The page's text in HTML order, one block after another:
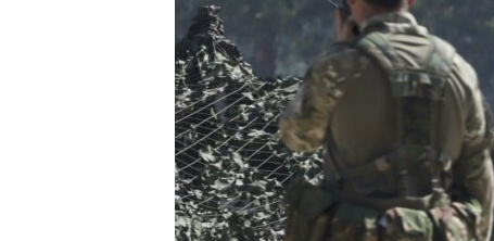
УКРАЇНСЬКА ПРОБЛЕМА КРИМУ